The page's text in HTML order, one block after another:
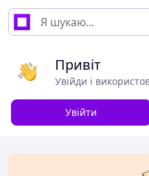
Привіт
Увійди і
Увійти